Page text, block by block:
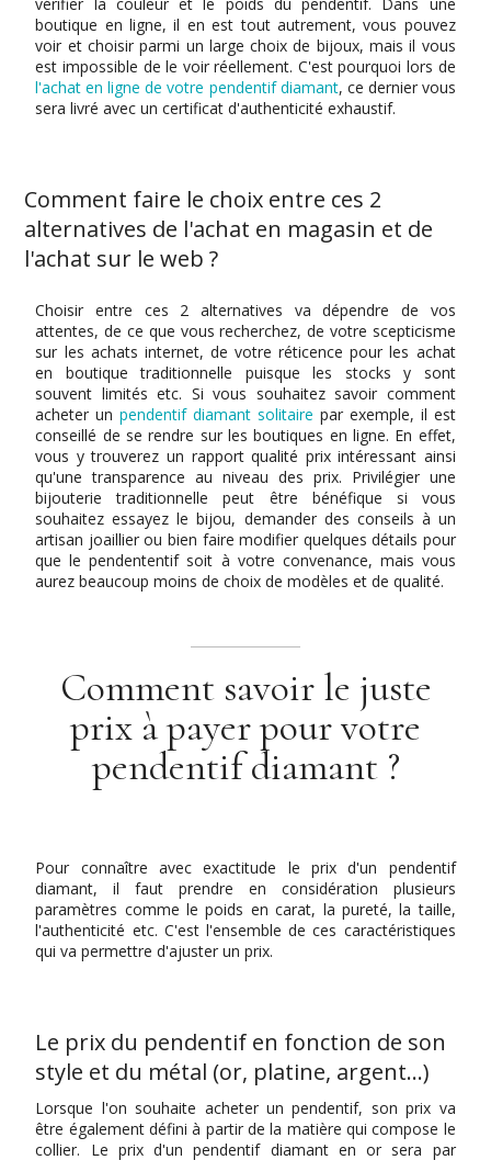
boutique en ligne, il en est tout autrement, vous pouvez
voir et choisir parmi un large choix de bijoux, mais il vous
est impossible de le voir réellement. C'est pourquoi lors de
l'achat en ligne de votre pendentif diamant, ce dernier vous
sera livré avec un certificat d'authenticité exhaustif.
Comment faire le choix entre ces 2
alternatives de l'achat en magasin et de
l'achat sur le web ?
Choisir entre ces 2 alternatives va dépendre de vos
attentes, de ce que vous recherchez, de votre scepticisme
sur les achats internet, de votre réticence pour les achat
en boutique traditionnelle puisque les stocks y sont
souvent limités etc. Si vous souhaitez savoir comment
acheter unpendentif diamant solitaire par exemple, il est
conseillé de se rendre sur les boutiques en ligne. En effet,
vous y trouverez un rapport qualité prix intéressant ainsi
qu'une transparence au niveau des prix. Privilégier une
bijouterie traditionnelle peut être bénéfique si vous
souhaitez essayez le bijou, demander des conseils à un
artisan joaillier ou bien faire modifier quelques détails pour
que le pendententif soit à votre convenance, mais vous
aurez beaucoup moins de choix de modèles et de qualité.
Comment savoir le juste
prix à payer pour votre
pendentif diamant ?
Pour connaître avec exactitude le prix d'un pendentif
diamant, il faut prendre en considération plusieurs
paramètres comme le poids en carat, la pureté, la taille,
l'authenticité etc. C'est l'ensemble de ces caractéristiques
qui va permettre d'ajuster un prix.
Le prix du pendentif en fonction de son
style et du métal (or, platine, argent…)
Lorsque l'on souhaite acheter un pendentif, son prix va
être également défini à partir de la matière qui compose le
collier. Le prix d'un pendentif diamant en or sera par